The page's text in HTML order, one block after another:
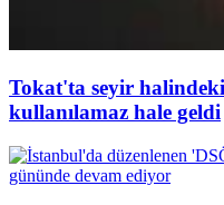
Tokat'ta seyir
kullanılamaz hale geldi